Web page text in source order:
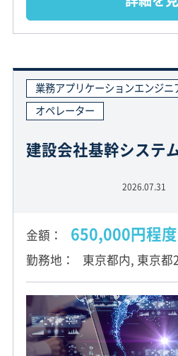
業務アプリケーションエンジニ
オペレーター
建設会社基幹システ
2026.07.31
金額 650,000円程度
勤務地 東京都内, 東京都